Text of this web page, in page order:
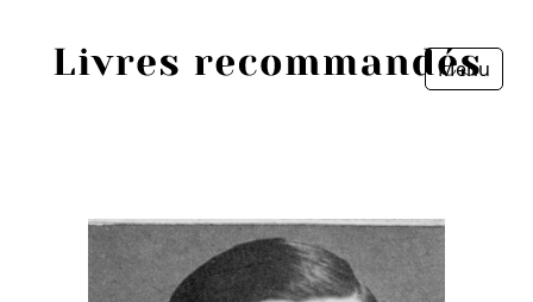
Menu
Sources
Fermer